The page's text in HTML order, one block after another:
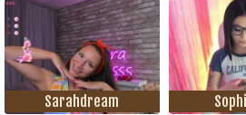
Sarahdream